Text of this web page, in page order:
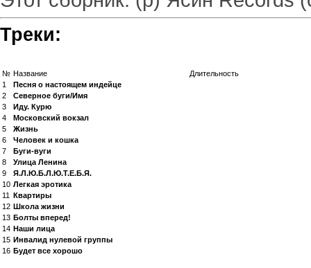
Треки:
№ Название
Длительность
1
Песня о настоящем индейце
2
Северное буги/Имя
3
Иду. Курю
4
Московский вокзал
5
Жизнь
6
Человек и кошка
7
Буги-вуги
8
Улица Ленина
9
Я.Л.Ю.Б.Л.Ю.Т.Е.Б.Я.
10 Легкая эротика
11 Квартиры
12 Школа жизни
13 Болты вперед!
14 Наши лица
15 Инвалид нулевой группы
16 Будет все хорошо